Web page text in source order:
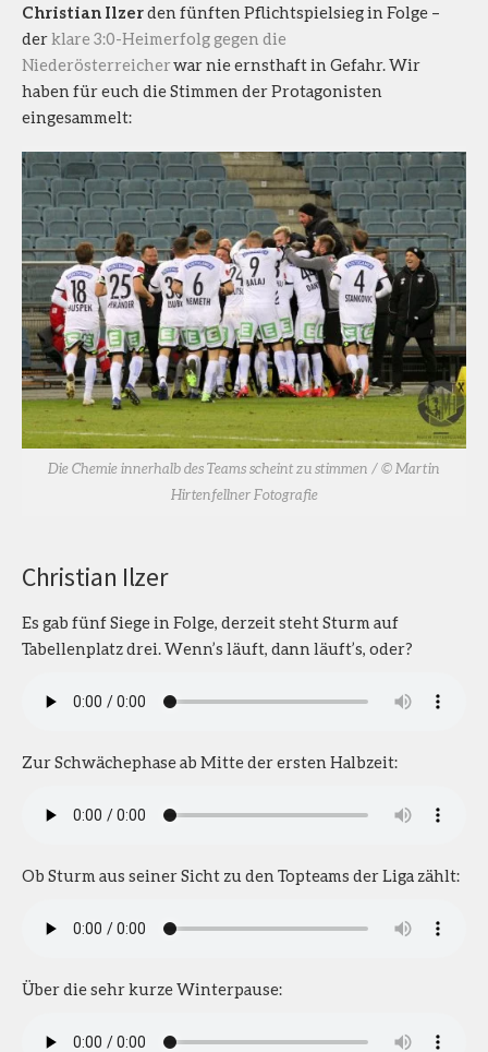
Christian Ilzerden fünften Pflichtspielsieg in Folge –
derklare 3:0-Heimerfolg gegen die
Niederösterreicherwar nie ernsthaft in Gefahr. Wir
haben für euch die Stimmen der Protagonisten
eingesammelt:
Die Chemie innerhalb des Teams scheint zu stimmen / © Martin
Hirtenfellner Fotografie
Christian Ilzer
Es gab fünf Siege in Folge, derzeit steht Sturm auf
Tabellenplatz drei. Wenn’s läuft, dann läuft’s, oder?
Zur Schwächephase ab Mitte der ersten Halbzeit:
Ob Sturm aus seiner Sicht zu den Topteams der Liga zählt:
Über die sehr kurze Winterpause: